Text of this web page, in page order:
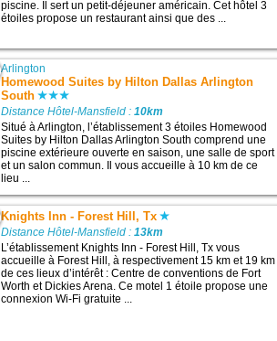
piscine. Il sert un petit-déjeuner américain. Cet hôtel 3
étoiles propose un restaurant ainsi que des ...
Arlington
Homewood Suites by Hilton Dallas Arlington
South
Distance Hôtel-Mansfield :10km
Situé à Arlington, l’établissement 3 étoiles Homewood
Suites by Hilton Dallas Arlington South comprend une
piscine extérieure ouverte en saison, une salle de sport
et un salon commun. Il vous accueille à 10 km de ce
lieu ...
Knights Inn - Forest Hill, Tx
Distance Hôtel-Mansfield :13km
L’établissement Knights Inn - Forest Hill, Tx vous
accueille à Forest Hill, à respectivement 15 km et 19 km
de ces lieux d’intérêt : Centre de conventions de Fort
Worth et Dickies Arena. Ce motel 1 étoile propose une
connexion Wi-Fi gratuite ...